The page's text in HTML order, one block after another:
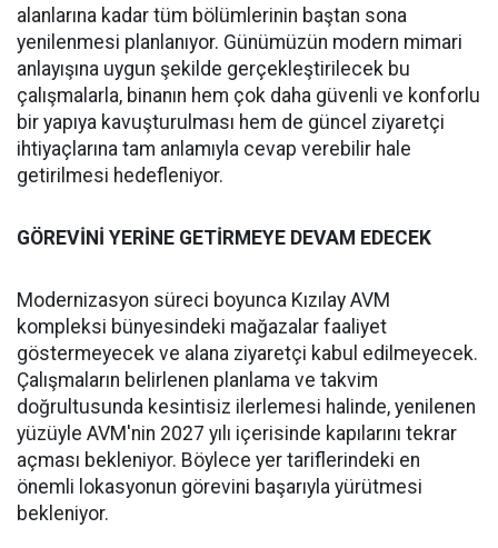
alanlarına kadar tüm bölümlerinin baştan sona
yenilenmesi planlanıyor. Günümüzün modern mimari
anlayışına uygun şekilde gerçekleştirilecek bu
çalışmalarla, binanın hem çok daha güvenli ve konforlu
bir yapıya kavuşturulması hem de güncel ziyaretçi
ihtiyaçlarına tam anlamıyla cevap verebilir hale
getirilmesi hedefleniyor.
GÖREVİNİ YERİNE GETİRMEYE DEVAM EDECEK
Modernizasyon süreci boyunca Kızılay AVM
kompleksi bünyesindeki mağazalar faaliyet
göstermeyecek ve alana ziyaretçi kabul edilmeyecek.
Çalışmaların belirlenen planlama ve takvim
doğrultusunda kesintisiz ilerlemesi halinde, yenilenen
yüzüyle AVM'nin 2027 yılı içerisinde kapılarını tekrar
açması bekleniyor. Böylece yer tariflerindeki en
önemli lokasyonun görevini başarıyla yürütmesi
bekleniyor.